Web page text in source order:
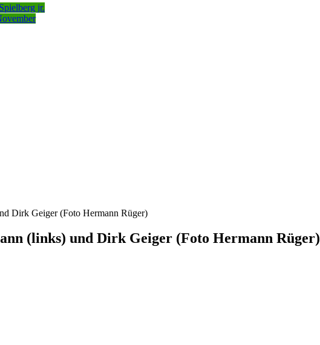
jr.
Dirk Geiger (Foto Hermann Rüger)
(links) und Dirk Geiger (Foto Hermann Rüger)